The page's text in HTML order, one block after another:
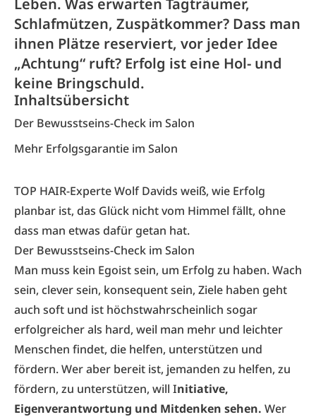
Leben. Was erwarten Tagträumer,
Schlafmützen, Zuspätkommer? Dass man
ihnen Plätze reserviert, vor jeder Idee
„Achtung“ ruft? Erfolg ist eine Hol- und
keine Bringschuld.
Inhaltsübersicht
Der Bewusstseins-Check im Salon
Mehr Erfolgsgarantie im Salon
TOP HAIR-Experte Wolf Davids weiß, wie Erfolg
planbar ist, das Glück nicht vom Himmel fällt, ohne
dass man etwas dafür getan hat.
Der Bewusstseins-Check im Salon
Man muss kein Egoist sein, um Erfolg zu haben. Wach
sein, clever sein, konsequent sein, Ziele haben geht
auch soft und ist höchstwahrscheinlich sogar
erfolgreicher als hard, weil man mehr und leichter
Menschen findet, die helfen, unterstützen und
fördern. Wer aber bereit ist, jemanden zu helfen, zu
fördern, zu unterstützen, will Initiative,
Eigenverantwortung und Mitdenken sehen. Wer